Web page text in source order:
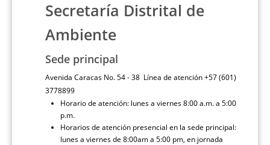
Secretaría Distrital de
Ambiente
Sede principal
Avenida Caracas No. 54 - 38 Línea de atención +57 (601)
3778899
Horario de atención: lunes a viernes 8:00 a.m. a 5:00
p.m.
Horarios de atención presencial en la sede principal:
lunes a viernes de 8:00am a 5:00 pm, en jornada